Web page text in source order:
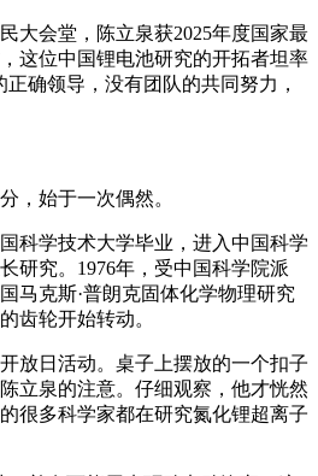
大会堂，陈立泉获2025年度国家最
这位中国锂电池研究的开拓者坦率
确领导，没有团队的共同努力，
，始于一次偶然。
科学技术大学毕业，进入中国科学
研究。1976年，受中国科学院派
马克斯·普朗克固体化学物理研究
齿轮开始转动。
放日活动。桌子上摆放的一个扣子
立泉的注意。仔细观察，他才恍然
很多科学家都在研究氮化锂超离子